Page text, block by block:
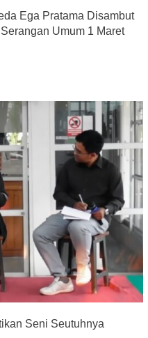
Ega Pratama Disambut
Umum 1 Maret
Seni Seutuhnya